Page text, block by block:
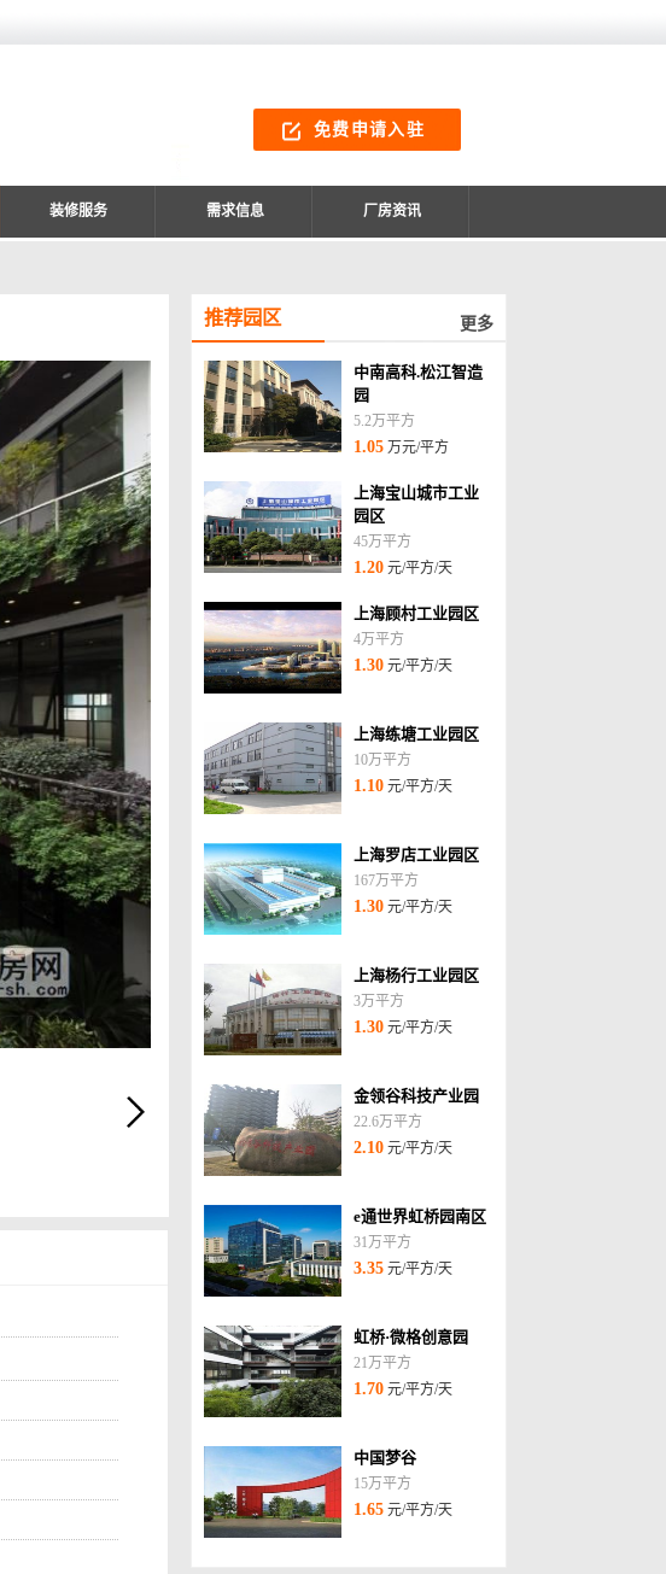
免费申请入驻
装修服务 需求信息 厂房资讯
推荐园区 更多
中南高科.松江智造
园
5.2万平方
1.05 万元/平方
上海宝山城市工业
园区
45万平方
1.20 元/平方/天
上海顾村工业园区
4万平方
1.30 元/平方/天
上海练塘工业园区
10万平方
1.10 元/平方/天
上海罗店工业园区
167万平方
1.30 元/平方/天
上海杨行工业园区
3万平方
1.30 元/平方/天
金领谷科技产业园
22.6万平方
2.10 元/平方/天
e通世界虹桥园南区
31万平方
3.35 元/平方/天
虹桥·微格创意园
21万平方
1.70 元/平方/天
中国梦谷
15万平方
1.65 元/平方/天